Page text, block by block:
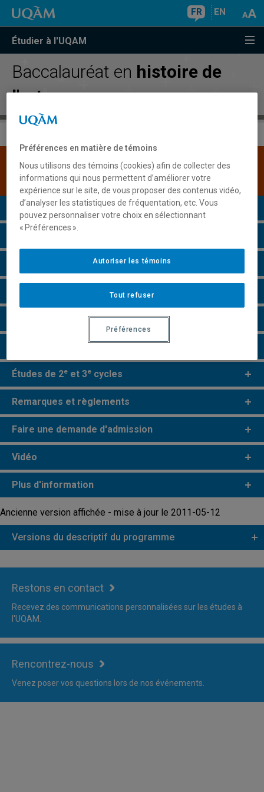
FR EN
Étudier à l'UQAM
Baccalauréat en histoire de
l'art
Une version plus récente de ce programme est
disponible.Cliquez ici pour la consulter.
Présentation du programme
Cours à suivre et horaires
Grille de cheminement
Perspectives professionnelles
Études de 2e et 3e cycles
Remarques et règlements
Faire une demande d'admission
Vidéo
Plus d'information
Ancienne version affichée - mise à jour le 2011-05-12
Versions du descriptif du programme
Restons en contact
Recevez des communications personnalisées sur les études à
l'UQAM.
Rencontrez-nous
Venez poser vos questions lors de nos événements.
Préférences en matière de témoins
Nous utilisons des témoins (cookies) afin de collecter des
informations qui nous permettent d’améliorer votre
expérience sur le site, de vous proposer des contenus vidéo,
d’analyser les statistiques de fréquentation, etc. Vous
pouvez personnaliser votre choix en sélectionnant
« Préférences ».
Tout refuser
Autoriser les témoins
Préférences